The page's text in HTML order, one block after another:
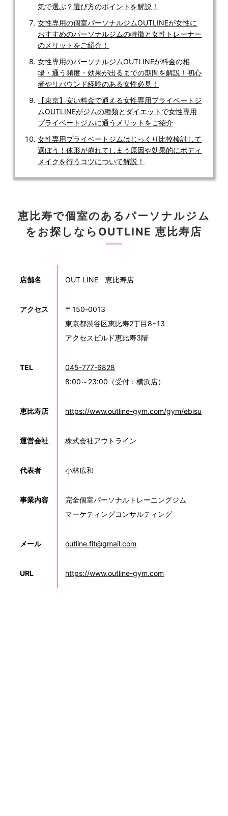
気で選ぶ？選び方のポイントを解説！
女性専用の個室パーソナルジムOUTLINEが女性に
おすすめのパーソナルジムの特徴と女性トレーナー
のメリットをご紹介！
女性専用のパーソナルジムOUTLINEが料金の相
場・通う頻度・効果が出るまでの期間を解説！初心
者やリバウンド経験のある女性必見！
【東京】安い料金で通える女性専用プライベートジ
ムOUTLINEがジムの種類とダイエットで女性専用
プライベートジムに通うメリットをご紹介
女性専用プライベートジムはじっくり比較検討して
選ぼう！体形が崩れてしまう原因や効果的にボディ
メイクを行うコツについて解説！
恵比寿で個室のあるパーソナルジム
をお探しならOUTLINE 恵比寿店
店舗名 OUT LINE 恵比寿店
アクセス
〒150-0013
東京都渋谷区恵比寿2丁目8−13
アクセスビルド恵比寿3階
TEL
045-777-6828
8:00～23:00（受付：横浜店）
恵比寿店 https://www.outline-gym.com/gym/ebisu
運営会社 株式会社アウトライン
代表者 小林広和
事業内容
完全個室パーソナルトレーニングジム
マーケティングコンサルティング
メール outline.fit@gmail.com
URL https://www.outline-gym.com